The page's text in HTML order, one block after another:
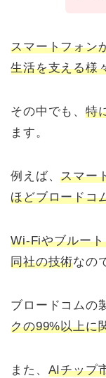
スマートフォン
生活を支える様
その中でも、特
ます。
例えば、スマー
ほどブロードコ
Wi-Fiやブルー
同社の技術なの
ブロードコムの
クの99%以上に
また、 AIチップ